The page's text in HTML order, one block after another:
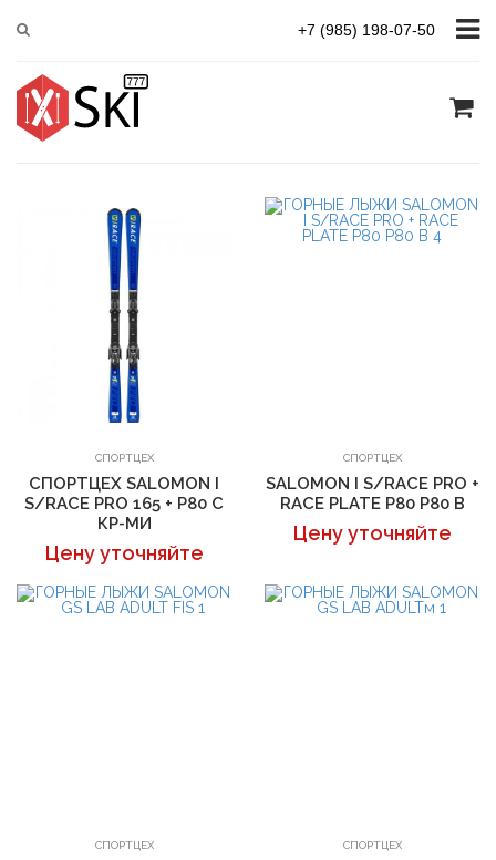
+7 (985) 198-07-50
В корзину
СПОРТЦЕХ
СПОРТЦЕХ SALOMON I
S/RACE PRO 165 + P80 С
КР-МИ
Цену уточняйте
В корзину
СПОРТЦЕХ
SALOMON I S/RACE PRO +
RACE PLATE P80 P80 B
Цену уточняйте
В корзину
СПОРТЦЕХ В корзину
СПОРТЦЕХ